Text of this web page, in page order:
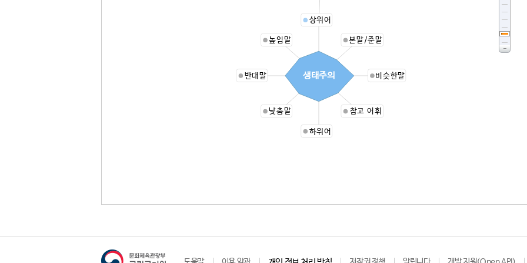
상위어
본말/준말
비슷한말
참고 어휘
하위어
낮춤말
반대말
높임말
생태주의